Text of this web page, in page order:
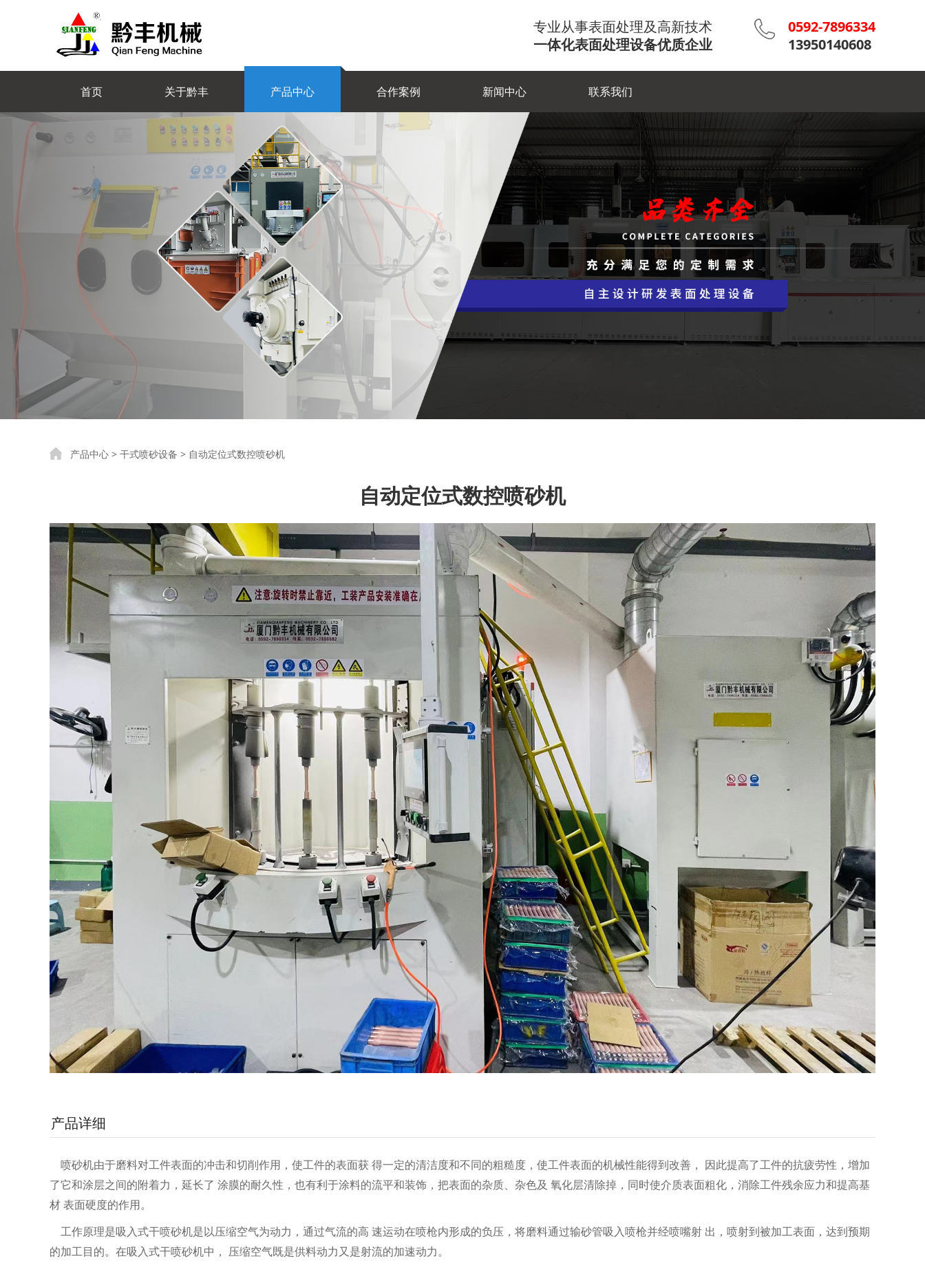
专业从事表面处理及高新技术
一体化表面处理设备优质企业
0592-7896334
13950140608
首页 关于黔丰 产品中心 合作案例 新闻中心 联系我们
自动定位式数控喷砂机
产品中心 > 干式喷砂设备 > 自动定位式数控喷砂机
自动定位式数控喷砂机
产品详细
喷砂机由于磨料对工件表面的冲击和切削作用，使工件的表面获 得一定的清洁度和不同的粗糙度，使工件表面的机械性能得到改善， 因此提高了工件的抗疲劳性，增加
了它和涂层之间的附着力，延长了 涂膜的耐久性，也有利于涂料的流平和装饰，把表面的杂质、杂色及 氧化层清除掉，同时使介质表面粗化，消除工件残余应力和提高基
材 表面硬度的作用。
工作原理是吸入式干喷砂机是以压缩空气为动力，通过气流的高 速运动在喷枪内形成的负压，将磨料通过输砂管吸入喷枪并经喷嘴射 出，喷射到被加工表面，达到预期
的加工目的。在吸入式干喷砂机中， 压缩空气既是供料动力又是射流的加速动力。